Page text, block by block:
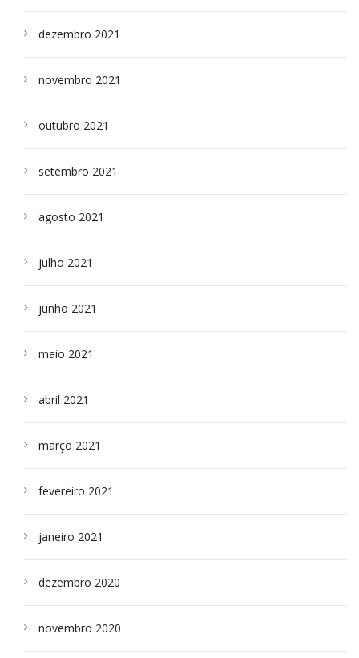
dezembro 2021
novembro 2021
outubro 2021
setembro 2021
agosto 2021
julho 2021
junho 2021
maio 2021
abril 2021
março 2021
fevereiro 2021
janeiro 2021
dezembro 2020
novembro 2020